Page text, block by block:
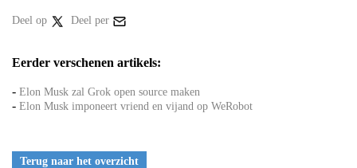
Deel op Deel per
Eerder verschenen artikels:
- Elon Musk zal Grok open source maken
- Elon Musk imponeert vriend en vijand op WeRobot
Terug naar het overzicht